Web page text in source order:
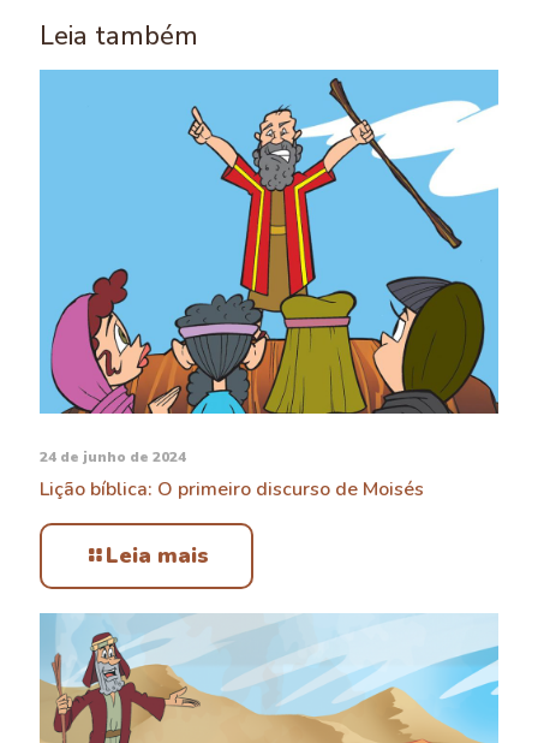
Leia também
24 de junho de 2024
Lição bíblica: O primeiro discurso de Moisés
Leia mais